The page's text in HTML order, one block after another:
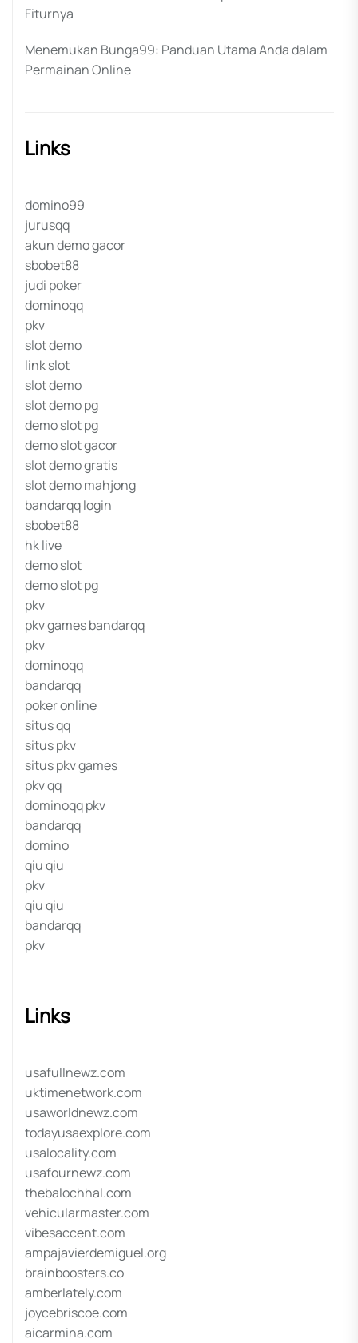
Fiturnya
Menemukan Bunga99: Panduan Utama Anda dalam
Permainan Online
Links
domino99
jurusqq
akun demo gacor
sbobet88
judi poker
dominoqq
pkv
slot demo
link slot
slot demo
slot demo pg
demo slot pg
demo slot gacor
slot demo gratis
slot demo mahjong
bandarqq login
sbobet88
hk live
demo slot
demo slot pg
pkv
pkv games bandarqq
pkv
dominoqq
bandarqq
poker online
situs qq
situs pkv
situs pkv games
pkv qq
dominoqq pkv
bandarqq
domino
qiu qiu
pkv
qiu qiu
bandarqq
pkv
Links
usafullnewz.com
uktimenetwork.com
usaworldnewz.com
todayusaexplore.com
usalocality.com
usafournewz.com
thebalochhal.com
vehicularmaster.com
vibesaccent.com
ampajavierdemiguel.org
brainboosters.co
amberlately.com
joycebriscoe.com
aicarmina.com